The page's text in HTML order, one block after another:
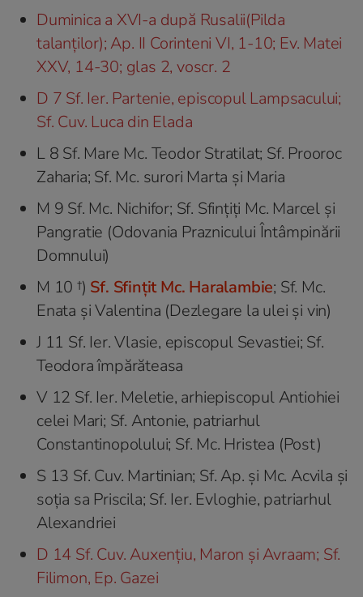
Duminica a XVI-a după Rusalii(Pilda
talanților); Ap. II Corinteni VI, 1-10; Ev. Matei
XXV, 14-30; glas 2, voscr. 2
D 7 Sf. Ier. Partenie, episcopul Lampsacului;
Sf. Cuv. Luca din Elada
L 8 Sf. Mare Mc. Teodor Stratilat; Sf. Prooroc
Zaharia; Sf. Mc. surori Marta şi Maria
M 9 Sf. Mc. Nichifor; Sf. Sfințiți Mc. Marcel şi
Pangratie (Odovania Praznicului Întâmpinării
Domnului)
M 10 †) Sf. Sfințit Mc. Haralambie; Sf. Mc.
Enata şi Valentina (Dezlegare la ulei şi vin)
J 11 Sf. Ier. Vlasie, episcopul Sevastiei; Sf.
Teodora împărăteasa
V 12 Sf. Ier. Meletie, arhiepiscopul Antiohiei
celei Mari; Sf. Antonie, patriarhul
Constantinopolului; Sf. Mc. Hristea (Post)
S 13 Sf. Cuv. Martinian; Sf. Ap. şi Mc. Acvila şi
soția sa Priscila; Sf. Ier. Evloghie, patriarhul
Alexandriei
D 14 Sf. Cuv. Auxențiu, Maron şi Avraam; Sf.
Filimon, Ep. Gazei